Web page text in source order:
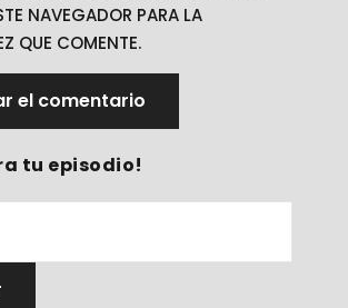
NAVEGADOR PARA LA
QUE COMENTE.
tu episodio!